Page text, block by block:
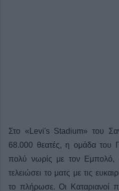
Στο «Levi's Stadium» του
68.000 θεατές, η ομάδα του
πολύ νωρίς με τον Εμπολό,
τελειώσει το ματς με τις
το πλήρωσε. Οι Καταριανοί